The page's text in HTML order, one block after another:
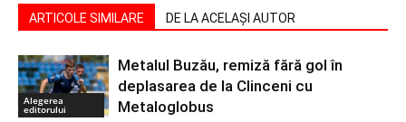
ARTICOLE SIMILARE DE LA ACELAȘI AUTOR
Alegerea
editorului
Metalul Buzău, remiză fără gol în
deplasarea de la Clinceni cu
Metaloglobus